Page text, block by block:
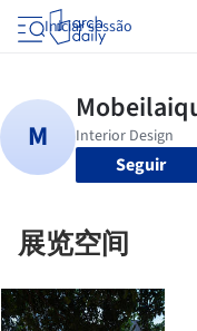
Iniciar sessão
Seguir
展览空间